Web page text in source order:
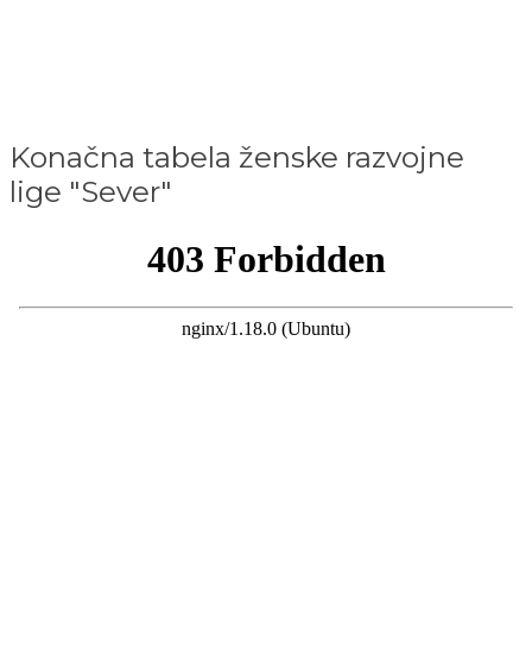
Konačna tabela ženske razvojne
lige "Sever"